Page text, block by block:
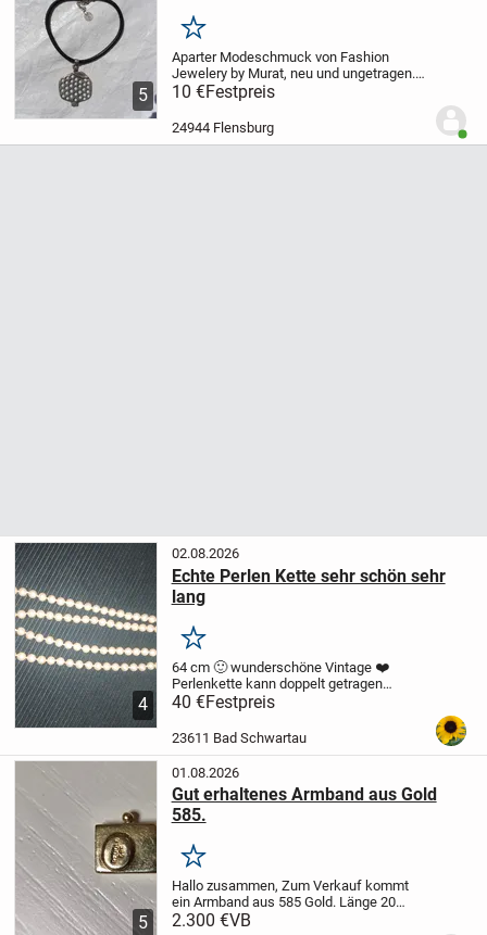
5
Merken
Aparter Modeschmuck von Fashion
Jewelery by Murat, neu und ungetragen.
Der Metall Anhänger ist in Form einer
Frucht (Granatapfel?) und ca. 6,2 x 9,2 cm
groß. Das Lederband ist inkl.
Metallverschluss...
10 €Festpreis
24944 Flensburg
4
02.08.2026
Echte Perlen Kette sehr schön sehr
lang
Merken
64 cm 🙂 wunderschöne Vintage ❤️
Perlenkette kann doppelt getragen
werden.Edler Verschluss mit Perle
drauf.Toller Glanz edle Optik und Farbe
geht ins beige rosa. Abholung in Bad
Schwartau gegen...
40 €Festpreis
23611 Bad Schwartau
5
01.08.2026
Gut erhaltenes Armband aus Gold
585.
Merken
Hallo zusammen, Zum Verkauf kommt
ein Armband aus 585 Gold. Länge 20
cmGewicht 24,80g
2.300 €VB